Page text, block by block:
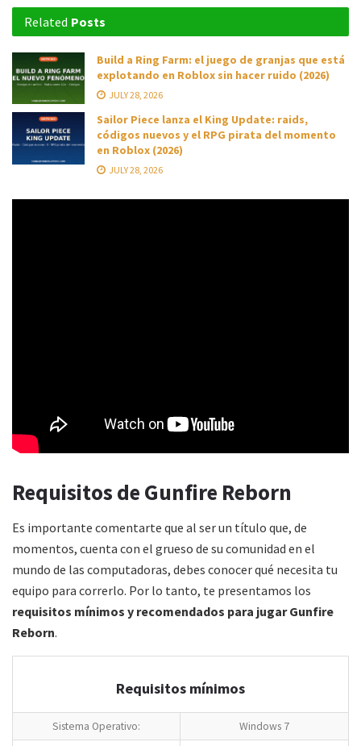
Related Posts
Build a Ring Farm: el juego de granjas que está
explotando en Roblox sin hacer ruido (2026)
JULY 28, 2026
Sailor Piece lanza el King Update: raids,
códigos nuevos y el RPG pirata del momento
en Roblox (2026)
JULY 28, 2026
Requisitos de Gunfire Reborn
Es importante comentarte que al ser un título que, de
momentos, cuenta con el grueso de su comunidad en el
mundo de las computadoras, debes conocer qué necesita tu
equipo para correrlo. Por lo tanto, te presentamos los
requisitos mínimos y recomendados para jugar Gunfire
Reborn.
Requisitos mínimos
Sistema Operativo: Windows 7